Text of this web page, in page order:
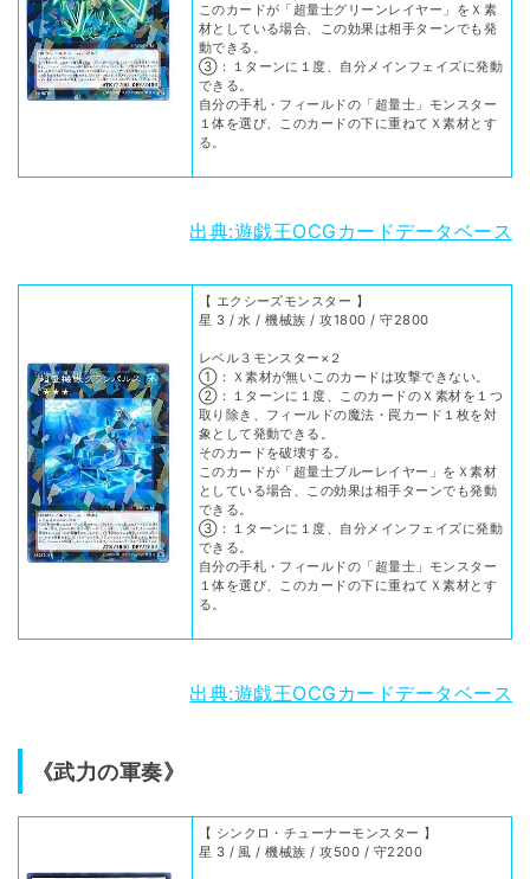
このカードが「超量士グリーンレイヤー」をＸ素
材としている場合、この効果は相手ターンでも発
動できる。
③：１ターンに１度、自分メインフェイズに発動
できる。
自分の手札・フィールドの「超量士」モンスター
１体を選び、このカードの下に重ねてＸ素材とす
る。
出典:遊戯王OCGカードデータベース
【 エクシーズモンスター 】
星 3 / 水 / 機械族 / 攻1800 / 守2800
レベル３モンスター×２
①：Ｘ素材が無いこのカードは攻撃できない。
②：１ターンに１度、このカードのＸ素材を１つ
取り除き、フィールドの魔法・罠カード１枚を対
象として発動できる。
そのカードを破壊する。
このカードが「超量士ブルーレイヤー」をＸ素材
としている場合、この効果は相手ターンでも発動
できる。
③：１ターンに１度、自分メインフェイズに発動
できる。
自分の手札・フィールドの「超量士」モンスター
１体を選び、このカードの下に重ねてＸ素材とす
る。
出典:遊戯王OCGカードデータベース
《武力の軍奏》
【 シンクロ・チューナーモンスター 】
星 3 / 風 / 機械族 / 攻500 / 守2200